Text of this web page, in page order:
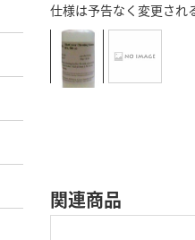
仕様は予告なく変更され
関連商品